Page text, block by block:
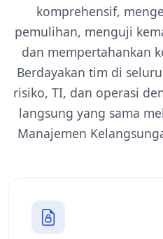
komprehensif,
pemulihan, menguji
dan mempertahankan
Berdayakan tim di
risiko, TI, dan operasi
langsung yang sama
Manajemen